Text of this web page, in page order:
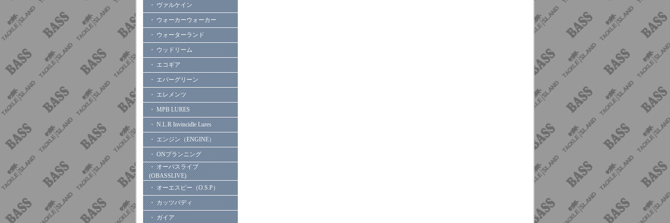
・ ヴァルケイン
・ ウォーカーウォーカー
・ ウォーターランド
・ ウッドリーム
・ エコギア
・ エバーグリーン
・ エレメンツ
・ MPB LURES
・ N.L.R Invincidle Lures
・ エンジン（ENGINE）
・ ONプランニング
・ オーバスライブ
(OBASSLIVE)
・ オーエスピー（O.S.P）
・ カッツバディ
・ ガイア